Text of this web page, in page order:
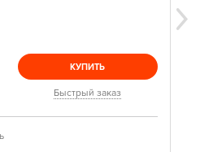
КУПИТЬ
Быстрый заказ